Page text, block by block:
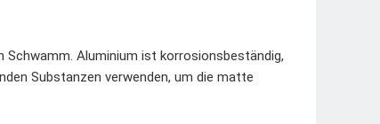
Aluminium ist korrosionsbeständig,
Substanzen verwenden, um die matte